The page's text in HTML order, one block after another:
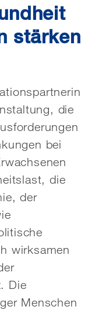
stärken
die
bei
die
der
wirksamen
Die
Menschen